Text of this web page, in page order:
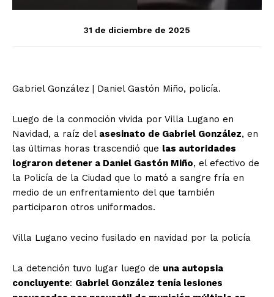
31 de diciembre de 2025
Gabriel González | Daniel Gastón Miño, policía.
Luego de la conmoción vivida por Villa Lugano en
Navidad, a raíz del asesinato de Gabriel González, en
las últimas horas trascendió que las autoridades
lograron detener a Daniel Gastón Miño, el efectivo de
la Policía de la Ciudad que lo mató a sangre fría en
medio de un enfrentamiento del que también
participaron otros uniformados.
Villa Lugano vecino fusilado en navidad por la policía
La detención tuvo lugar luego de una autopsia
concluyente: Gabriel González tenía lesiones